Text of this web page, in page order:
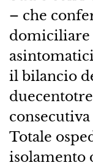
– che
domiciliare
il bilancio
Totale
isolamento